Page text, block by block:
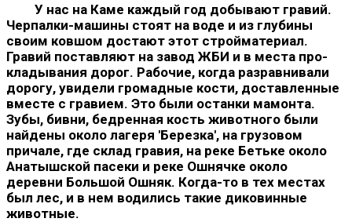
У нас на Каме каждый год добывают гравий.
Черпалки-ма­шины стоят на воде и из глубины
своим ковшом достают этот стройматериал.
Гравий поставляют на завод ЖБИ и в места про­
кладывания дорог. Рабочие, когда разравнивали
дорогу, увидели громадные кости, доставленные
вместе с гравием. Это были ос­танки мамонта.
Зубы, бивни, бедренная кость животного были
найдены около лагеря 'Березка', на грузовом
причале, где склад гравия, на реке Бетьке около
Анатышской пасеки и реке Ошнячке около
деревни Большой Ошняк. Когда-то в тех местах
был лес, и в нем водились такие диковинные
животные.